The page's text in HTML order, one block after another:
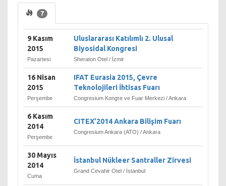
Bayındırlık Bakanlığı, bazı
istisnalar dışında yapımla
ilgili bütün kuruluşları
bünyesinde toplamış ve
onları yönlendirmiştir. Bu
niteliği ile de, devletin ana
bakanlıklarından birisi
olmakta devam edegelmiştir.
İlk hükümetin teşekkül tarzı,
24 Nisan'da teklif edilip
görüşülerek 2 Mayıs'da
kabul edilen 3 numaralı
kanun ile tespit edilmiştir.
Buna göre, Türkiye Büyük
7
9 Kasım
2015
Pazartesi
Uluslararası Katılımlı 2. Ulusal
Biyosidal Kongresi
Sheraton Otel / İzmir
16 Nisan
2015
Perşembe
IFAT Eurasia 2015, Çevre
Teknolojileri İhtisas Fuarı
Congresium Kongre ve Fuar Merkezi / Ankara
6 Kasım
2014
Perşembe
CITEX’2014 Ankara Bilişim Fuarı
Congresium Ankara (ATO) / Ankara
30 Mayıs
2014
Cuma
İstanbul Nükleer Santraller Zirvesi
Grand Cevahir Otel / İstanbul